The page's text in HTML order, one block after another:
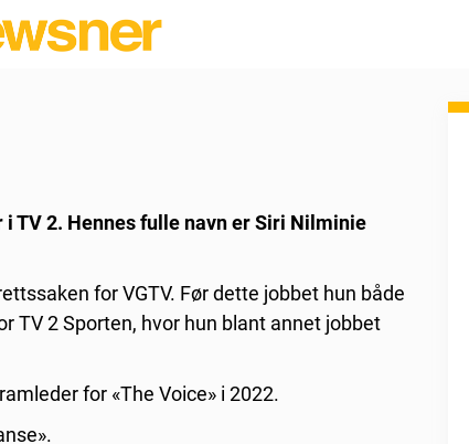
TV 2. Hennes fulle navn er Siri Nilminie
for VGTV. Før dette jobbet hun både
TV 2 Sporten, hvor hun blant annet jobbet
for «The Voice» i 2022.